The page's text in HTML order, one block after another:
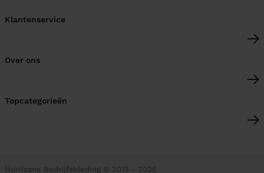
Klantenservice
Over ons
Topcategorieën
Hurricane Bedrijfskleding © 2013 - 2026